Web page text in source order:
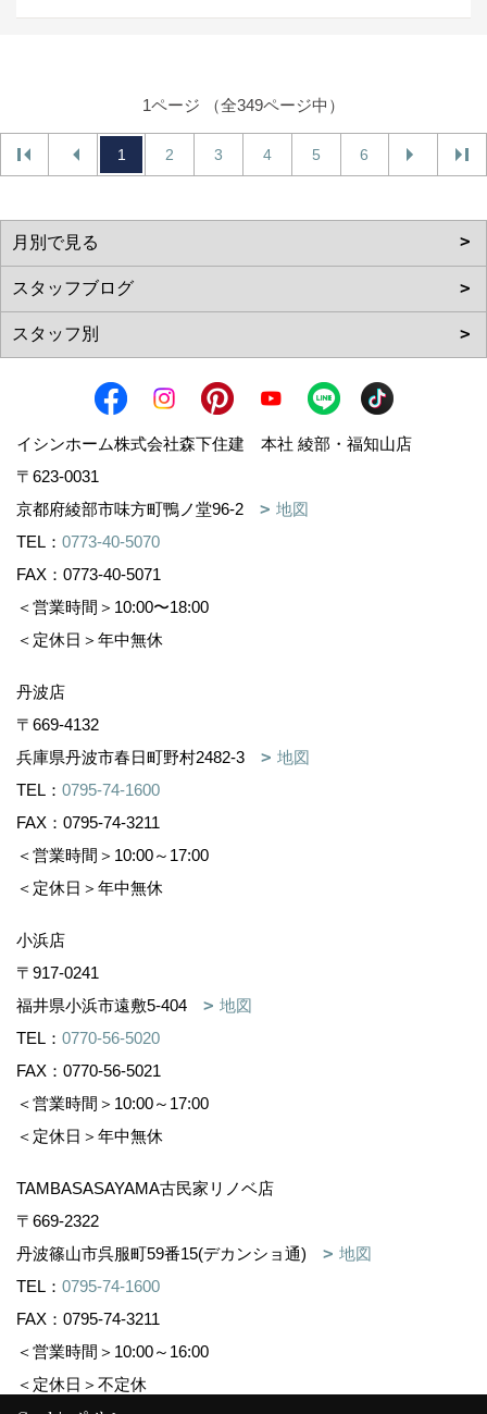
1ページ （全349ページ中）
1 2 3 4 5 6
イシンホーム株式会社森下住建 本社 綾部・福知山店
〒623-0031
京都府綾部市味方町鴨ノ堂96-2
地図
TEL： 0773-40-5070
FAX：0773-40-5071
＜営業時間＞10:00〜18:00
＜定休日＞年中無休
丹波店
〒669-4132
兵庫県丹波市春日町野村2482-3
地図
TEL： 0795-74-1600
FAX：0795-74-3211
＜営業時間＞10:00～17:00
＜定休日＞年中無休
小浜店
〒917-0241
福井県小浜市遠敷5-404
地図
TEL： 0770-56-5020
FAX：0770-56-5021
＜営業時間＞10:00～17:00
＜定休日＞年中無休
TAMBASASAYAMA古民家リノベ店
〒669-2322
丹波篠山市呉服町59番15(デカンショ通)
地図
TEL： 0795-74-1600
FAX：0795-74-3211
＜営業時間＞10:00～16:00
＜定休日＞不定休